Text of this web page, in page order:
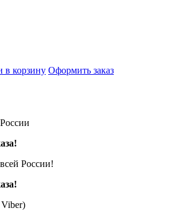
в корзину Оформить заказ
России!